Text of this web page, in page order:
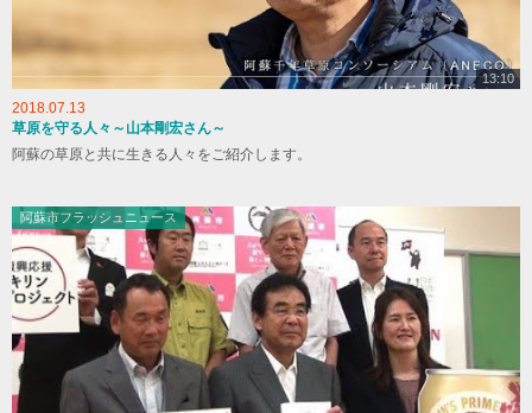
13:10
2018.07.13
草原を守る人々～山本剛宏さん～
阿蘇の草原と共に生きる人々をご紹介します。
阿蘇市フラッシュニュース